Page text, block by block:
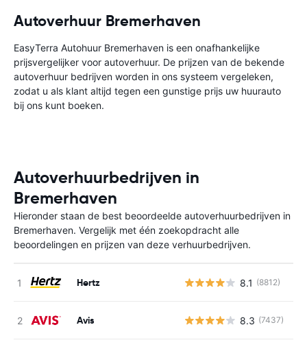
Autoverhuur Bremerhaven
EasyTerra Autohuur Bremerhaven is een onafhankelijke
prijsvergelijker voor autoverhuur. De prijzen van de bekende
autoverhuur bedrijven worden in ons systeem vergeleken,
zodat u als klant altijd tegen een gunstige prijs uw huurauto
bij ons kunt boeken.
Autoverhuurbedrijven in
Bremerhaven
Hieronder staan de best beoordeelde autoverhuurbedrijven in
Bremerhaven. Vergelijk met één zoekopdracht alle
beoordelingen en prijzen van deze verhuurbedrijven.
Hertz 8.1 (8812)
Avis 8.3 (7437)